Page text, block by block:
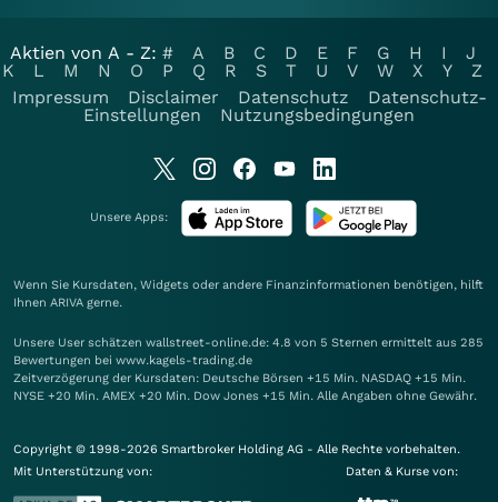
Aktien von A - Z: # A B C D E F G H I
J
K
L M N O P Q R S T U V W X Y
Z
Impressum
Disclaimer Datenschutz
Datenschutz-
Einstellungen
Nutzungsbedingungen
Unsere Apps:
Wenn Sie Kursdaten, Widgets oder andere Finanzinformationen benötigen, hilft
Ihnen ARIVA gerne.
Unsere User schätzen wallstreet-online.de: 4.8 von 5 Sternen ermittelt aus 285
Bewertungen bei www.kagels-trading.de
Zeitverzögerung der Kursdaten: Deutsche Börsen +15 Min. NASDAQ +15 Min.
NYSE +20 Min. AMEX +20 Min. Dow Jones +15 Min. Alle Angaben ohne Gewähr.
Copyright © 1998-2026 Smartbroker Holding AG - Alle Rechte vorbehalten.
Mit Unterstützung von:
Daten & Kurse von: